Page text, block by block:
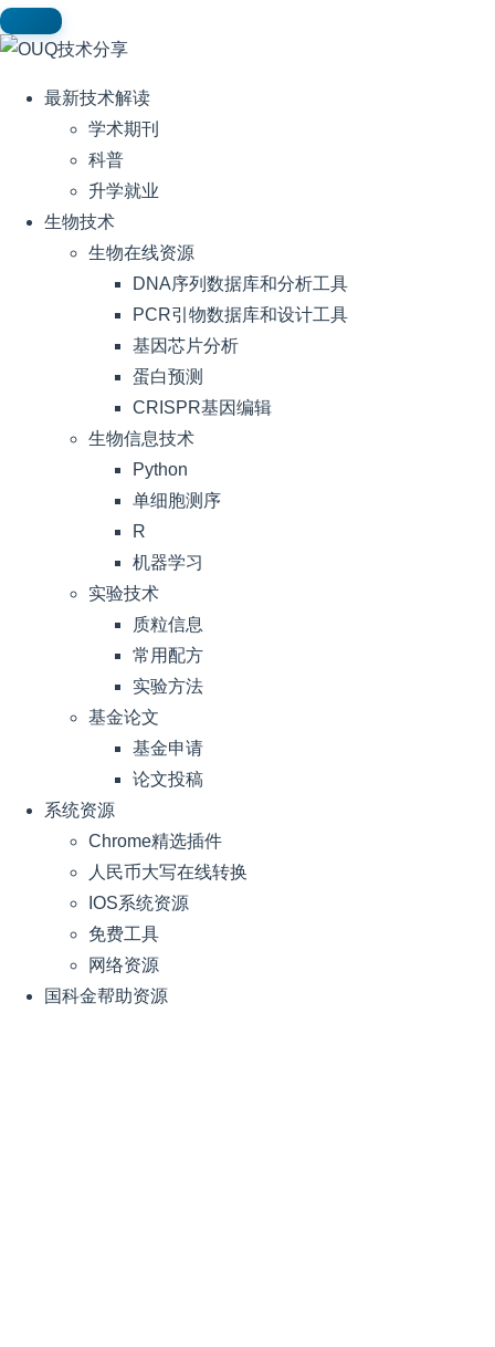
最新技术解读
学术期刊
科普
升学就业
生物技术
生物在线资源
DNA序列数据库和分析工具
PCR引物数据库和设计工具
基因芯片分析
蛋白预测
CRISPR基因编辑
生物信息技术
Python
单细胞测序
R
机器学习
实验技术
质粒信息
常用配方
实验方法
基金论文
基金申请
论文投稿
系统资源
Chrome精选插件
人民币大写在线转换
IOS系统资源
免费工具
网络资源
国科金帮助资源